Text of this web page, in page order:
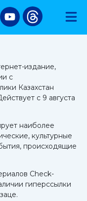
издание,
с
Казахстан
с 9 августа
наиболее
культурные
происходящие
Check-
гиперссылки